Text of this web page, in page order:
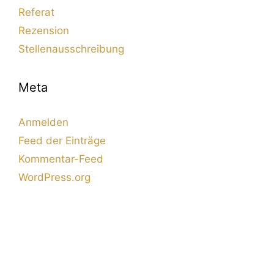
Referat
Rezension
Stellenausschreibung
Meta
Anmelden
Feed der Einträge
Kommentar-Feed
WordPress.org